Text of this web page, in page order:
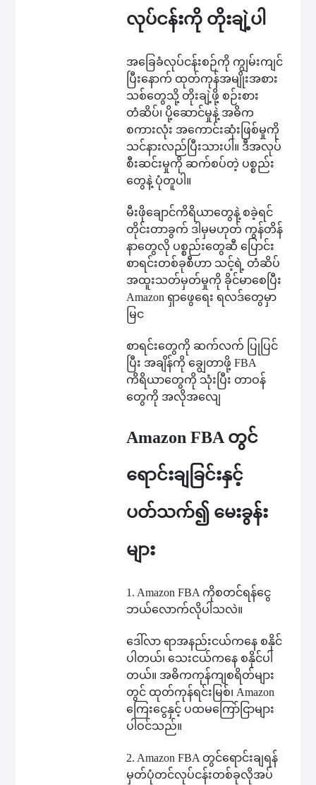
လုပ်ငန်းကို တိုးချဲ့ပါ
အခြေခံလုပ်ငန်းစဉ်ကို ကျွမ်းကျင်
ပြီးနောက် ထုတ်ကုန်အမျိုးအစား
သစ်တွေသို့ တိုးချဲ့ဖို့ စဉ်းစား
တံဆိပ်၊ ပို့ဆောင်မှုနဲ့ အဓိက
စကားလုံး အကောင်းဆုံးဖြစ်မှုကို
သင်နားလည်ပြီးသားပါ။ ဒီအလုပ်
စီးဆင်းမှုကို ဆက်စပ်တဲ့ ပစ္စည်း
တွေနဲ့ ပုံတူပါ။
မီးဖိုချောင်ကိရိယာတွေနဲ့ စခဲ့ရင်
တိုင်းတာခွက် ဒါမှမဟုတ် ကွန်တိန်
နာတွေလို ပစ္စည်းတွေဆီ ပြောင်း
စာရင်းတစ်ခုစီဟာ သင့်ရဲ့ တံဆိပ်
အထူးသတ်မှတ်မှုကို ခိုင်မာစေပြီး
Amazon ရှာဖွေရေး ရလဒ်တွေမှာ
မြင
စာရင်းတွေကို ဆက်လက် ပြုပြင်
ပြီး အချိန်ကို ချွေတာဖို့ FBA
ကိရိယာတွေကို သုံးပြီး တာဝန်
တွေကို အလိုအလျေ
Amazon FBA တွင်
ရောင်းချခြင်းနှင့်
ပတ်သက်၍ မေးခွန်း
များ
1. Amazon FBA ကိုစတင်ရန်ငွေ
ဘယ်လောက်လိုပါသလဲ။
ဒေါ်လာ ရာအနည်းငယ်ကနေ စနိုင်
ပါတယ်၊ သေးငယ်ကနေ စနိုင်ပါ
တယ်။ အဓိကကုန်ကျစရိတ်များ
တွင် ထုတ်ကုန်ရင်းမြစ်၊ Amazon
ကြေးငွေနှင့် ပထမကြော်ငြာများ
ပါဝင်သည်။
2. Amazon FBA တွင်ရောင်းချရန်
မှတ်ပုံတင်လုပ်ငန်းတစ်ခုလိုအပ်